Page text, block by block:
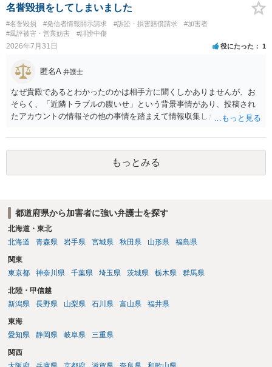
者のところに、意見照会がなされます。アカウント情報開示の場合
は、アカウントの登録メールに意見照会がなされます。 また、された
場合賠償金はいくらでしょうか。 →ケースバイケースであり、数万円
から１００万単位まで様々でしょう。裁判外であれば交渉して相手方
名誉毀損をしてしまいました
#名誉毀損 #発信者情報開示請求 #訴訟・損害賠償請求
#加害者
#風評被害・営業妨害
#誹謗中傷
2026年7月31日 役にたった 1
匿名A 弁護士
なぜ貴殿であるとわかったのかは相手方に聞くしかありませんが、お
そらく、「近隣トラブルの腹いせ」という背景事情があり、投稿され
たアカウントの情報その他の事情を踏まえて情報収集した結果、この
貴殿が投稿した事実を認めてしまったことで「答え合わせ」になって
しまったのではないでしょうか。 相手方の動きについても、相手方次
第ですので何とも言えません。公開の場で回答するには情報が乏し
く、ここで詳細を明らかにすることは事案の特定に繋がってしまうの
もっとみる
都道府県から加害者に強い弁護士を探す
北海道・東北
北海道
青森県 岩手県 宮城県 秋田県 山形県 福島県
関東
東京都
神奈川県 千葉県 埼玉県 茨城県 栃木県 群馬県
北陸・甲信越
新潟県
長野県 山梨県 石川県 富山県 福井県
東海
愛知県
静岡県 岐阜県 三重県
関西